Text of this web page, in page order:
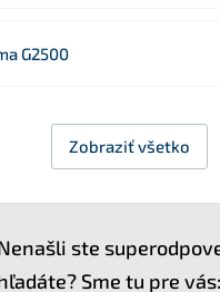
G2500
Zobraziť všetko
ste
Sme tu pre vás: